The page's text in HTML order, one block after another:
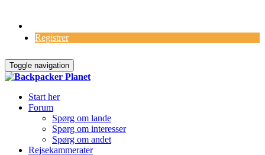
Registrer
Toggle navigation
Start her
Forum
Spørg om lande
Spørg om interesser
Spørg om andet
Rejsekammerater